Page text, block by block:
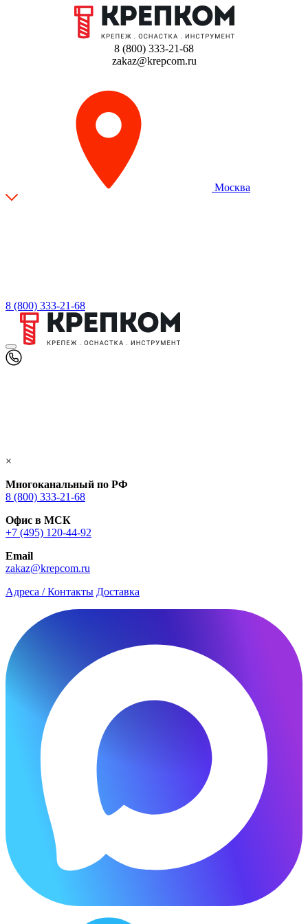
8 (800) 333-21-68
zakaz@krepcom.ru
Москва
8 (800) 333-21-68
×
Многоканальный по РФ
8 (800) 333‑21-68
Офис в МСК
+7 (495) 120-44-92
Email
zakaz@krepcom.ru
Адреса / Контакты Доставка